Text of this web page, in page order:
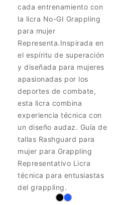
cada entrenamiento con
la licra No-GI Grappling
para mujer
Representa.Inspirada en
el espíritu de superación
y diseñada para mujeres
apasionadas por los
deportes de combate,
esta licra combina
experiencia técnica con
un diseño audaz. Guía de
tallas Rashguard para
mujer para Grappling
Representativo Licra
técnica para entusiastas
del grappling.